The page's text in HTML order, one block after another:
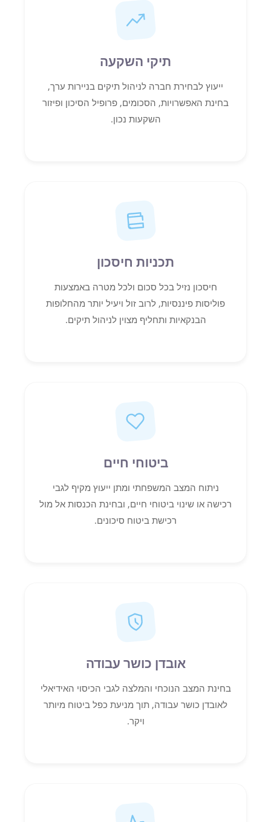
תיקי השקעה
ייעוץ לבחירת חברה לניהול תיקים בניירות ערך,
בחינת האפשרויות, הסכומים, פרופיל הסיכון ופיזור
השקעות נכון.
תכניות חיסכון
חיסכון נזיל בכל סכום ולכל מטרה באמצעות
פוליסות פיננסיות, לרוב זול ויעיל יותר מהחלופות
הבנקאיות ותחליף מצוין לניהול תיקים.
ביטוחי חיים
ניתוח המצב המשפחתי ומתן ייעוץ מקיף לגבי
רכישה או שינוי ביטוחי חיים, ובחינת הכנסות אל מול
רכישת ביטוח סיכונים.
אובדן כושר עבודה
בחינת המצב הנוכחי והמלצה לגבי הכיסוי האידיאלי
לאובדן כושר עבודה, תוך מניעת כפל ביטוח מיותר
ויקר.